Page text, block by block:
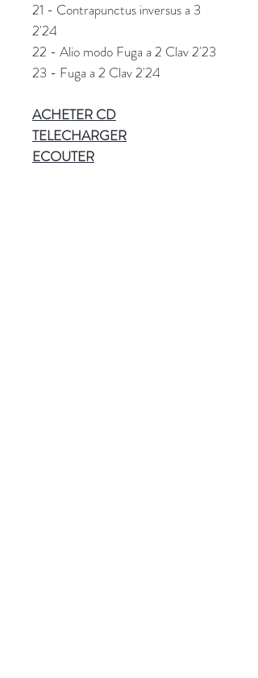
21 - Contrapunctus inversus a 3
2'24
22 - Alio modo Fuga a 2 Clav 2'23
23 - Fuga a 2 Clav 2'24
ACHETER CD
TELECHARGER
ECOUTER